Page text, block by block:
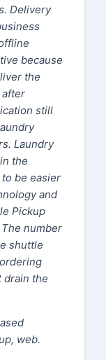
Delivery
because
the
after
still
Laundry
the
be easier
and
Pickup
number
shuttle
drain the
web.